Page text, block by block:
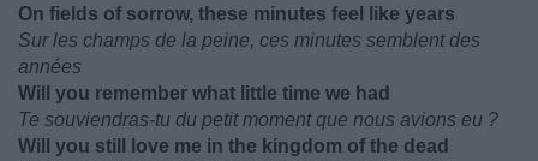
On fields of sorrow, these minutes feel like years
Sur les champs de la peine, ces minutes semblent des
années
Will you remember what little time we had
Te souviendras-tu du petit moment que nous avions eu ?
Will you still love me in the kingdom of the dead